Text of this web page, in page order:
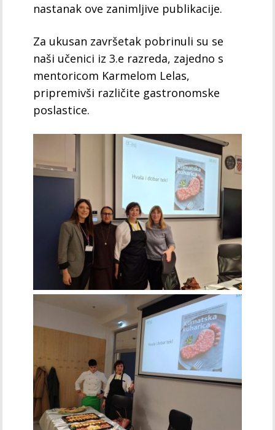
nastanak ove zanimljive publikacije.
Za ukusan završetak pobrinuli su se
naši učenici iz 3.e razreda, zajedno s
mentoricom Karmelom Lelas,
pripremivši različite gastronomske
poslastice.